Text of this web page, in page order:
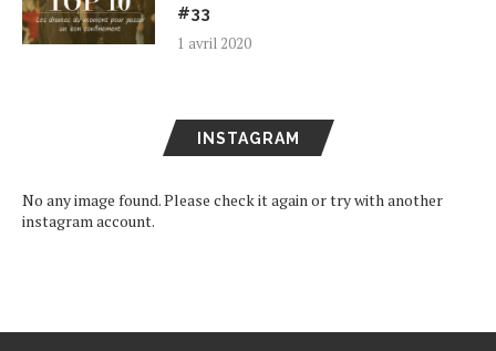
#33
1 avril 2020
INSTAGRAM
No any image found. Please check it again or try with another
instagram account.